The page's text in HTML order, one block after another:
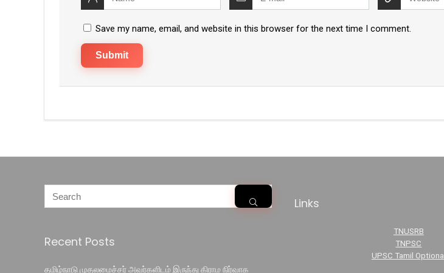
Save my name, email, and website in this browser for the next time I comment.
Recent Posts
தமிழ்நாடு முதலமைச்சர் அவர்களிடம் இருந்து கிராம நிர்வாக
Links
TNUSRB
TNPSC
UPSC Tamil Optional